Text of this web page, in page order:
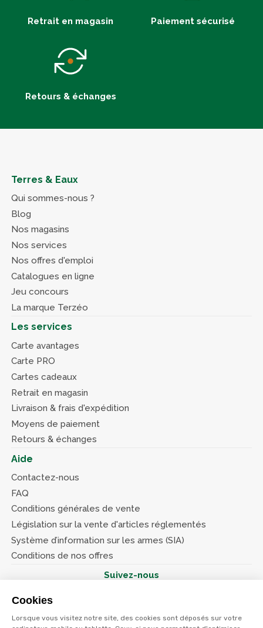
Cookies
Lorsque vous visitez notre site, des cookies sont déposés sur votre
Retrait en magasin Paiement sécurisé
Retours & échanges
Terres & Eaux
Qui sommes-nous ?
Blog
Nos magasins
Nos services
Nos offres d'emploi
Catalogues en ligne
Jeu concours
La marque Terzéo
Les services
Carte avantages
Carte PRO
Cartes cadeaux
Retrait en magasin
Livraison & frais d'expédition
Moyens de paiement
Retours & échanges
Aide
Contactez-nous
FAQ
Conditions générales de vente
Législation sur la vente d'articles réglementés
Système d’information sur les armes (SIA)
Conditions de nos offres
Suivez-nous